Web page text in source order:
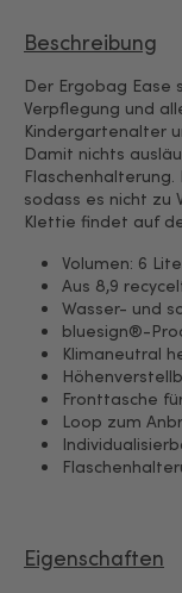
Beschreibung
Der Ergobag
Verpflegung und
Kindergartenalter
Damit nichts
sodass es nicht zu
Klettie findet auf
Volumen: 6
Aus 8,9
Wasser- und
bluesign®-
Klimaneutral
Fronttasche
Loop zum
Eigenschaften